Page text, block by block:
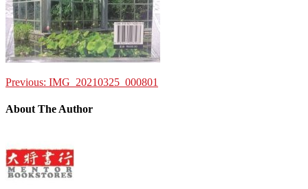
Previous: IMG_20210325_000801
About The Author